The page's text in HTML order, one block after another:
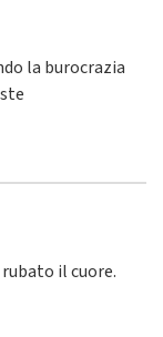
la burocrazia
il cuore.